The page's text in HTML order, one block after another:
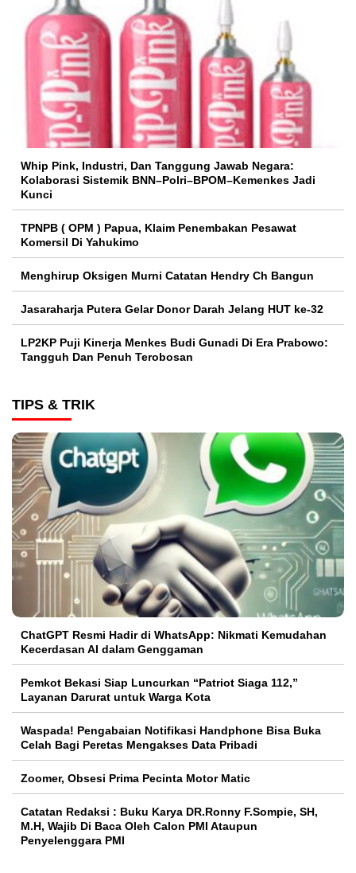
Whip Pink, Industri, Dan Tanggung Jawab Negara:
Kolaborasi Sistemik BNN–Polri–BPOM–Kemenkes Jadi
Kunci
TPNPB ( OPM ) Papua, Klaim Penembakan Pesawat
Komersil Di Yahukimo
Menghirup Oksigen Murni Catatan Hendry Ch Bangun
Jasaraharja Putera Gelar Donor Darah Jelang HUT ke-32
LP2KP Puji Kinerja Menkes Budi Gunadi Di Era Prabowo:
Tangguh Dan Penuh Terobosan‎
TIPS & TRIK
ChatGPT Resmi Hadir di WhatsApp: Nikmati Kemudahan
Kecerdasan AI dalam Genggaman
Pemkot Bekasi Siap Luncurkan “Patriot Siaga 112,”
Layanan Darurat untuk Warga Kota
Waspada! Pengabaian Notifikasi Handphone Bisa Buka
Celah Bagi Peretas Mengakses Data Pribadi
Zoomer, Obsesi Prima Pecinta Motor Matic
Catatan Redaksi : Buku Karya DR.Ronny F.Sompie, SH,
M.H, Wajib Di Baca Oleh Calon PMI Ataupun
Penyelenggara PMI